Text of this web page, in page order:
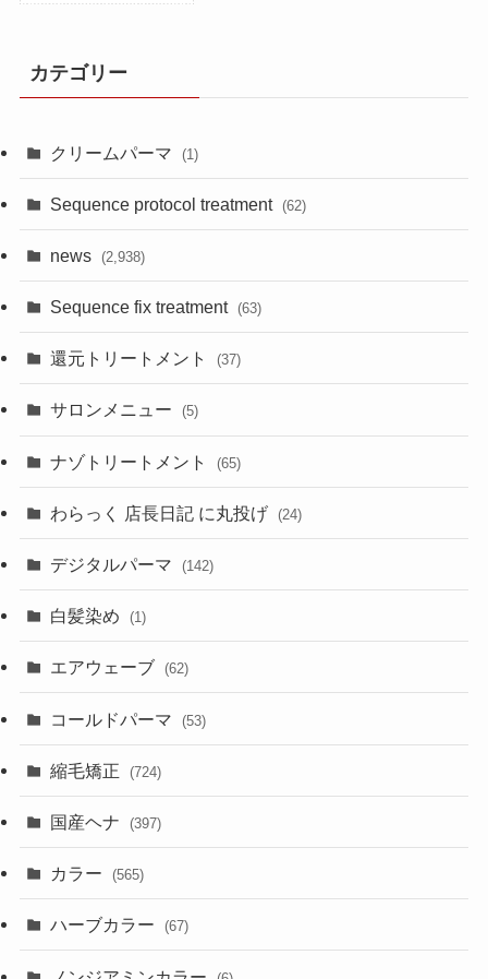
カテゴリー
クリームパーマ (1)
Sequence protocol treatment (62)
news (2,938)
Sequence fix treatment (63)
還元トリートメント (37)
サロンメニュー (5)
ナゾトリートメント (65)
わらっく 店長日記 に丸投げ (24)
デジタルパーマ (142)
白髪染め (1)
エアウェーブ (62)
コールドパーマ (53)
縮毛矯正 (724)
国産ヘナ (397)
カラー (565)
ハーブカラー (67)